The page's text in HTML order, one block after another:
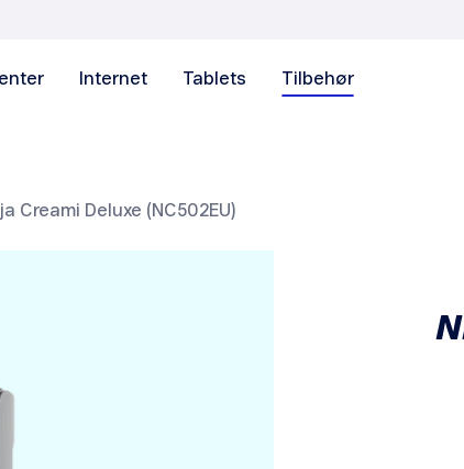
Internet Tablets Tilbehør
Creami Deluxe (NC502EU)